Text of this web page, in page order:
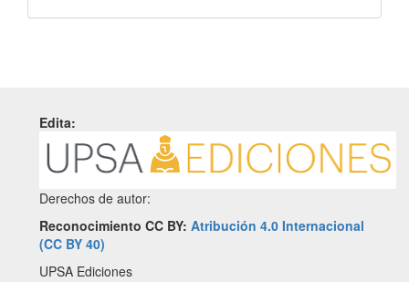
Edita:
Derechos de autor:
Reconocimiento CC BY: Atribución 4.0 Internacional
(CC BY 40)
UPSA Ediciones